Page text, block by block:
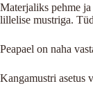
Materjaliks pehme
lillelise mustriga.
Peapael on naha
Kangamustri asetus